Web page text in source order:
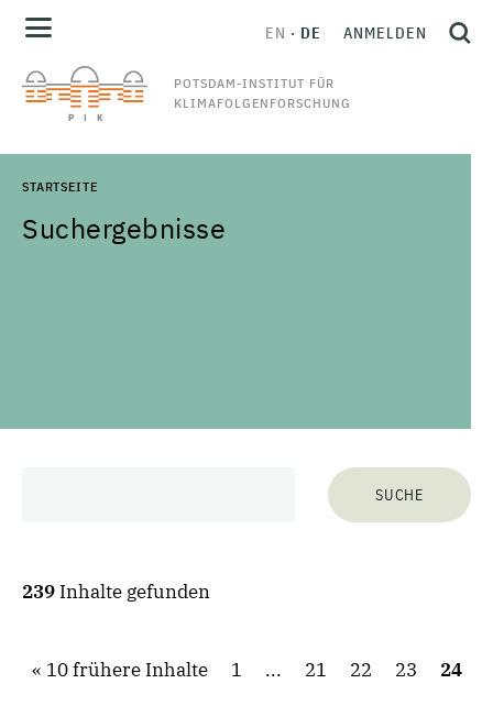
POTSDAM-INSTITUT FÜR
KLIMAFOLGENFORSCHUNG
EN DE ANMELDEN
STARTSEITE
Suchergebnisse
239 Inhalte gefunden
10 frühere Inhalte 1 ... 21 22 23 24